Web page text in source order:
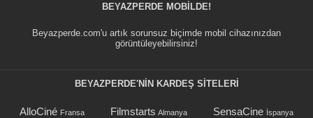
BEYAZPERDE MOBILDE!
Beyazperde.com'u artık sorunsuz biçimde mobil cihazınızdan
görüntüleyebilirsiniz!
BEYAZPERDE'NIN KARDEŞ SİTELERİ
AlloCiné Fransa Filmstarts Almanya SensaCine İspanya